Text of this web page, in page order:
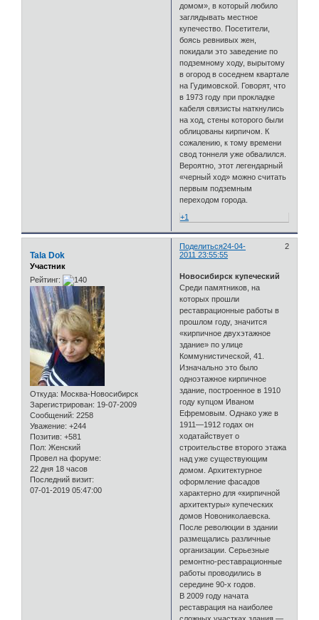
домом», в который любило
заглядывать местное
купечество. Посетители,
боясь ревнивых жен,
покидали это заведение по
подземному ходу, вырытому
в огород в соседнем квартале
на Гудимовской. Говорят, что
в 1973 году при прокладке
кабеля связисты наткнулись
на ход, стены которого были
облицованы кирпичом. К
сожалению, к тому времени
свод тоннеля уже обвалился.
Вероятно, этот легендарный
«черный ход» можно считать
первым подземным
переходом города.
+1
Поделиться 2
24-04-
2011 23:55:55
Tala Dok
Участник
Рейтинг:
Откуда: Москва-Новосибирск
Зарегистрирован: 19-07-2009
Сообщений: 2258
Уважение: +244
Позитив: +581
Пол: Женский
Провел на форуме:
22 дня 18 часов
Последний визит:
07-01-2019 05:47:00
Новосибирск купеческий
Среди памятников, на
которых прошли
реставрационные работы в
прошлом году, значится
«кирпичное двухэтажное
здание» по улице
Коммунистической, 41.
Изначально это было
одноэтажное кирпичное
здание, построенное в 1910
году купцом Иваном
Ефремовым. Однако уже в
1911—1912 годах он
ходатайствует о
строительстве второго этажа
над уже существующим
домом. Архитектурное
оформление фасадов
характерно для «кирпичной
архитектуры» купеческих
домов Новониколаевска.
После революции в здании
размещались различные
организации. Серьезные
ремонтно-реставрационные
работы проводились в
середине 90-х годов.
В 2009 году начата
реставрация на наиболее
сложных участках здания —